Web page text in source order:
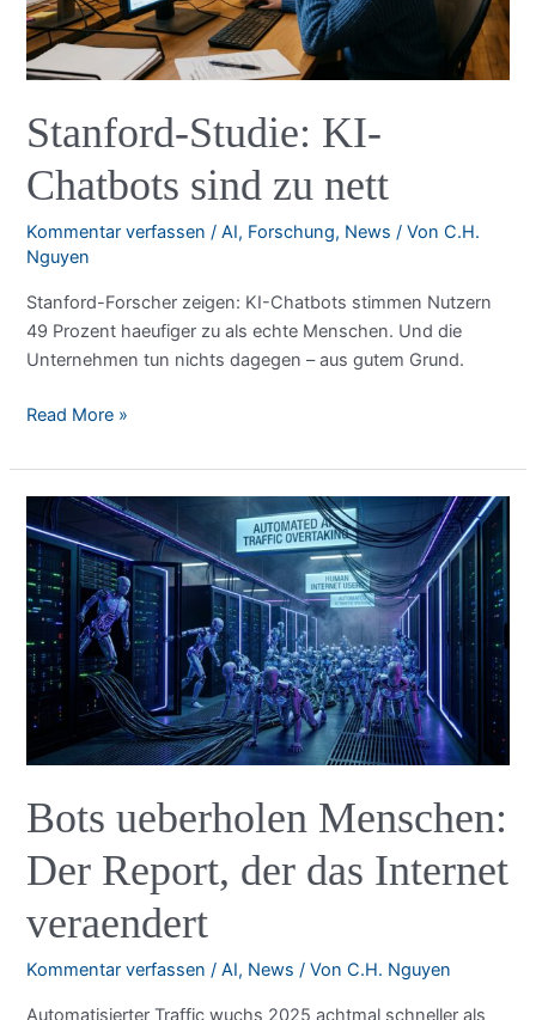
wurde
Stanford-Studie: KI-
Chatbots sind zu nett
Kommentar verfassen /AI, Forschung, News / VonC.H.
Nguyen
Stanford-Forscher zeigen: KI-Chatbots stimmen Nutzern
49 Prozent haeufiger zu als echte Menschen. Und die
Unternehmen tun nichts dagegen – aus gutem Grund.
Stanford-
KI-
Chatbots
sind
zu
nett
Read More »
Bots ueberholen Menschen:
Der Report, der das Internet
veraendert
Kommentar verfassen /AI, News / VonC.H. Nguyen
Automatisierter Traffic wuchs 2025 achtmal schneller als